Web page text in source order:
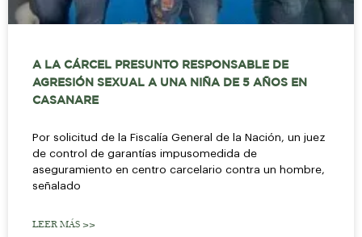
A LA CÁRCEL PRESUNTO RESPONSABLE DE
AGRESIÓN SEXUAL A UNA NIÑA DE 5 AÑOS EN
CASANARE
Por solicitud de la Fiscalía General de la Nación, un juez
de control de garantías impusomedida de
aseguramiento en centro carcelario contra un hombre,
señalado
LEER MÁS >>